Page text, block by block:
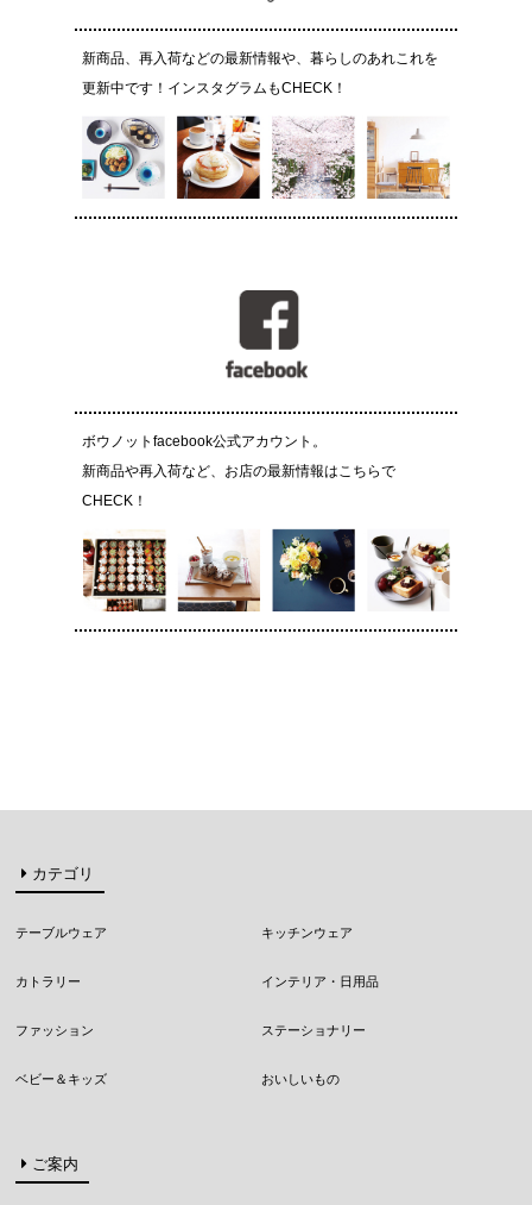
新商品、再入荷などの最新情報や、暮らしのあれこれを
更新中です！インスタグラムもCHECK！
ボウノットfacebook公式アカウント。
新商品や再入荷など、お店の最新情報はこちらで
CHECK！
カテゴリ
テーブルウェア キッチンウェア
カトラリー インテリア・日用品
ファッション ステーショナリー
ベビー＆キッズ おいしいもの
ご案内